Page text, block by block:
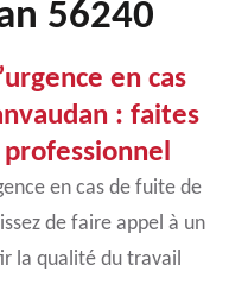
56240
en cas
: faites
en cas de fuite de
de faire appel à un
la qualité du travail